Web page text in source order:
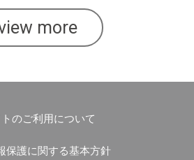
more
のご利用について
保護に関する基本方針